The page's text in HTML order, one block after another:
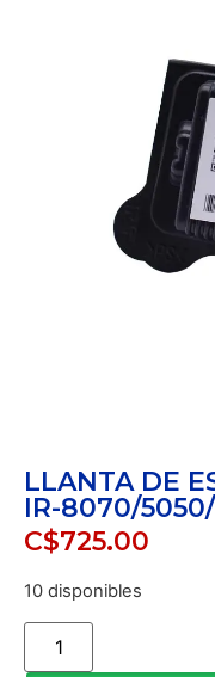
LLANTA DE
IR-8070/
C$725.00
10 disponibles